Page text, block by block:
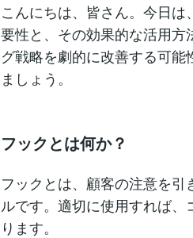
こんにちは、皆さん。今日
要性と、その効果的な活用
グ戦略を劇的に改善する可
ましょう。
フックとは何か？
フックとは、顧客の注意を
ルです。適切に使用すれば
ります。